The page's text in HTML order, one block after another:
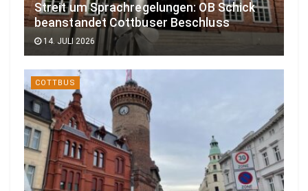
Streit um Sprachregelungen: OB Schick
beanstandet Cottbuser Beschluss
14. JULI 2026
COTTBUS